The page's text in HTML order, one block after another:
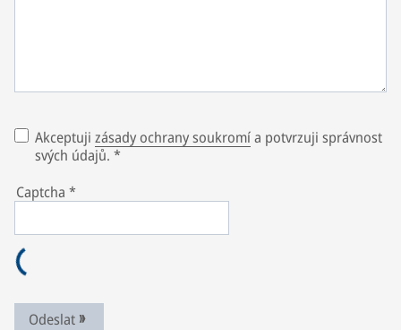
Akceptuji zásady ochrany soukromía potvrzuji správnost
svých údajů. *
Captcha *
Odeslat